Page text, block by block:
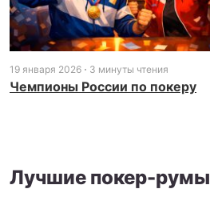
19 января 2026 3 минуты чтения
Чемпионы России по покеру
Лучшие покер-румы